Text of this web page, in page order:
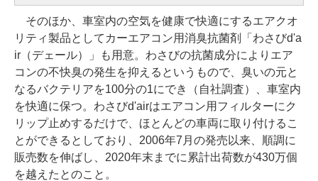
そのほか、車室内の空気を健康で快適にするエアクオ
リティ製品としてカーエアコン用消臭抗菌剤「わさびd'a
ir（デェール）」も用意。わさびの抗菌成分によりエア
コンの不快臭の発生を抑えるというもので、臭いの元と
なるバクテリアを100分の1にでき（自社調査）、車室内
を快適に保つ。わさびd'airはエアコン用フィルターにク
リップ止めするだけで、ほとんどの車両に取り付けるこ
とができるとしており、2006年7月の発売以来、順調に
販売数を伸ばし、2020年末までに累計出荷数が430万個
を越えたとのこと。